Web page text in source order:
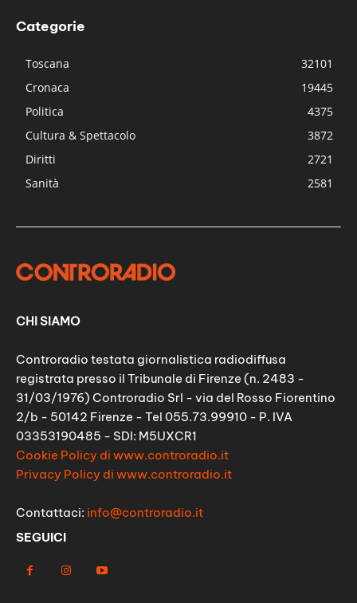
Categorie
Toscana
32101
Cronaca
19445
Politica
4375
Cultura & Spettacolo
3872
Diritti
2721
Sanità
2581
CHI SIAMO
Controradio testata giornalistica radiodiffusa
registrata presso il Tribunale di Firenze (n. 2483 -
31/03/1976) Controradio Srl - via del Rosso Fiorentino
2/b - 50142 Firenze - Tel 055.73.99910 - P. IVA
03353190485 - SDI: M5UXCR1
Cookie Policy di www.controradio.it
Privacy Policy di www.controradio.it
Contattaci: info@controradio.it
SEGUICI